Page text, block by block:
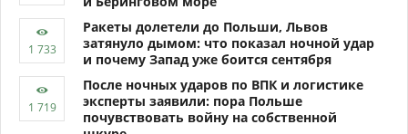
Ракеты долетели до Польши, Львов
затянуло дымом: что показал ночной удар
и почему Запад уже боится сентября
После ночных ударов по ВПК и логистике
эксперты заявили: пора Польше
почувствовать войну на собственной